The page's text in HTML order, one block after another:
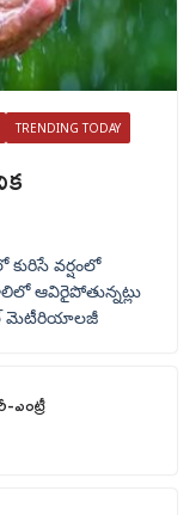
TRENDING TODAY
వర్షంలో
ఆవిరైపోతున్నట్లు
మెటీరియాలజీ
ఎంట్రీ